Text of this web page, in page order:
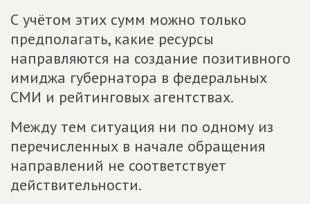
С учётом этих сумм можно только
предполагать, какие ресурсы
направляются на создание позитивного
имиджа губернатора в федеральных
СМИ и рейтинговых агентствах.
Между тем ситуация ни по одному из
перечисленных в начале обращения
направлений не соответствует
действительности.